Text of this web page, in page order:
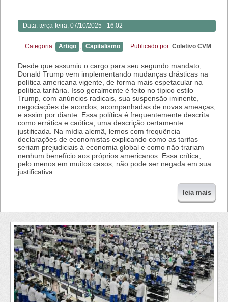
Data: terça-feira, 07/10/2025 - 16:02
Categoria: Artigo , Capitalismo Publicado por: Coletivo CVM
Desde que assumiu o cargo para seu segundo mandato,
Donald Trump vem implementando mudanças drásticas na
política americana vigente, de forma mais espetacular na
política tarifária. Isso geralmente é feito no típico estilo
Trump, com anúncios radicais, sua suspensão iminente,
negociações de acordos, acompanhadas de novas ameaças,
e assim por diante. Essa política é frequentemente descrita
como errática e caótica, uma descrição certamente
justificada. Na mídia alemã, lemos com frequência
declarações de economistas explicando como as tarifas
seriam prejudiciais à economia global e como não trariam
nenhum benefício aos próprios americanos. Essa crítica,
pelo menos em muitos casos, não pode ser negada em sua
justificativa.
leia mais